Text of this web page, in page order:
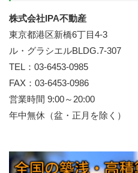
株式会社IPA不動産
東京都港区新橋6丁目4-3
ル・グラシエルBLDG.7-307
TEL：03-6453-0985
FAX：03-6453-0986
営業時間 9:00～20:00
年中無休（盆・正月を除く）